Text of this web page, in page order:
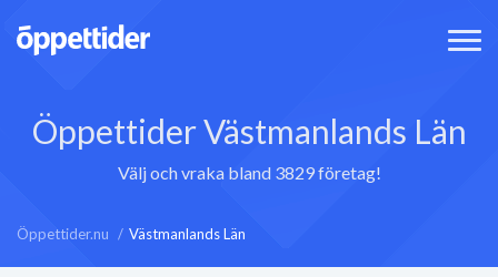
Öppettider Västmanlands Län
Välj och vraka bland 3829 företag!
Öppettider.nu Västmanlands Län